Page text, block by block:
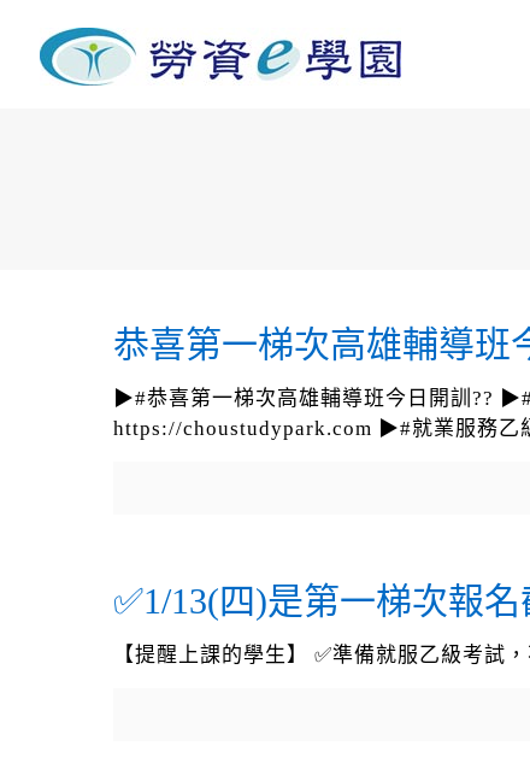
恭喜第一梯次高雄輔導班
▶#恭喜第一梯次高雄輔導班今日開訓??
https://choustudypark.com ▶#就業服務乙
✅1/13(四)是第一梯次報
【提醒上課的學生】 ✅準備就服乙級考試